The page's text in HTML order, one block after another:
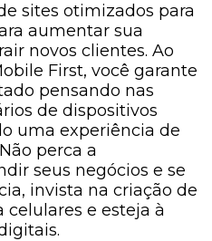
sites otimizados para
aumentar sua
novos clientes. Ao
First, você garante
pensando nas
de dispositivos
uma experiência de
perca a
seus negócios e se
invista na criação de
e esteja à